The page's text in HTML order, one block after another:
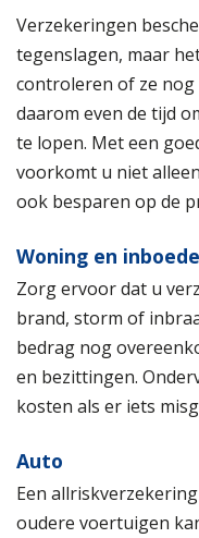
Verzekeringen
tegenslagen, maar
controleren of ze nog
daarom even de tijd
te lopen. Met een
voorkomt u niet
ook besparen op de
Woning en
Zorg ervoor dat u
brand, storm of
bedrag nog
en bezittingen.
kosten als er iets
Auto
Een
oudere voertuigen